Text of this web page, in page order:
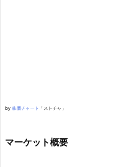
by 株価チャート 「ストチャ」
マーケット概要